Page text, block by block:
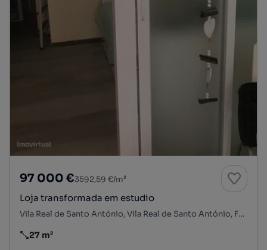
97 000 €3592,59 €/m²
Loja transformada em estudio
Vila Real de Santo António, Vila Real de Santo António, Faro
Preço por metro quadrado
27 m²